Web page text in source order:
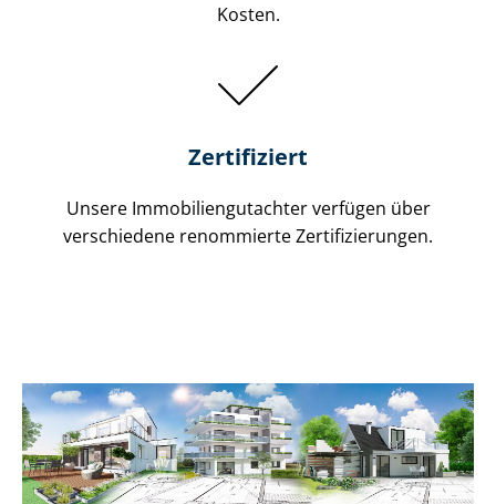
Kosten.
Zertifiziert
Unsere Immobilien­gutachter verfügen über
verschiedene renommierte Zer­ti­fi­zie­run­gen.